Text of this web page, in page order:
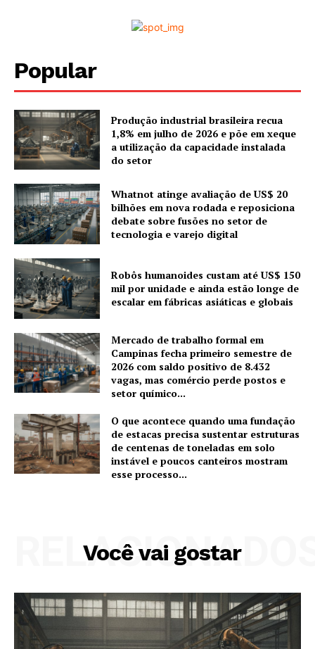
Popular
Produção industrial brasileira recua
1,8% em julho de 2026 e põe em xeque
a utilização da capacidade instalada
do setor
Whatnot atinge avaliação de US$ 20
bilhões em nova rodada e reposiciona
debate sobre fusões no setor de
tecnologia e varejo digital
Robôs humanoides custam até US$ 150
mil por unidade e ainda estão longe de
escalar em fábricas asiáticas e globais
Mercado de trabalho formal em
Campinas fecha primeiro semestre de
2026 com saldo positivo de 8.432
vagas, mas comércio perde postos e
setor químico...
O que acontece quando uma fundação
de estacas precisa sustentar estruturas
de centenas de toneladas em solo
instável e poucos canteiros mostram
esse processo...
Você vai gostar